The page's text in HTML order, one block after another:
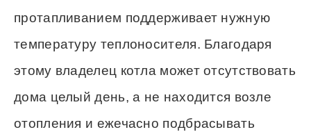
протапливанием поддерживает нужную
температуру теплоносителя. Благодаря
этому владелец котла может отсутствовать
дома целый день, а не находится возле
отопления и ежечасно подбрасывать